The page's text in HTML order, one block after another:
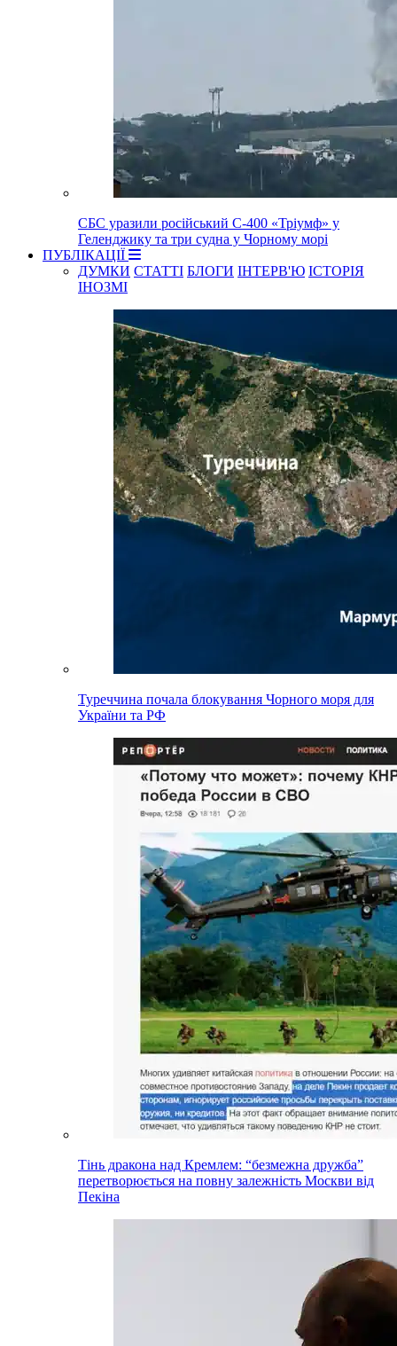
СБС уразили російський С-400 «Тріумф» у
Геленджику та три судна у Чорному морі
ПУБЛІКАЦІЇ
ДУМКИ СТАТТІ БЛОГИ ІНТЕРВ'Ю ІСТОРІЯ
ІНОЗМІ
Туреччина почала блокування Чорного моря для
України та РФ
Тінь дракона над Кремлем: “безмежна дружба”
перетворюється на повну залежність Москви від
Пекіна